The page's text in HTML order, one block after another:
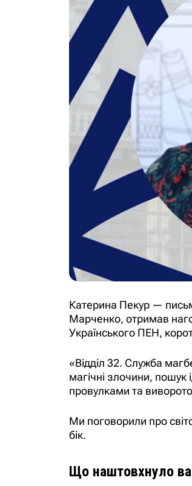
Катерина Пекур —
Марченко, отримав
Українського ПЕН,
«Відділ 32. Служба
магічні злочини, пошук
провулками та
Ми поговорили про
бік.
Що наштовхнуло